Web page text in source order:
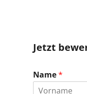
Jetzt
Name*